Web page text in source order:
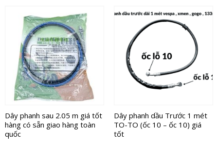
Dây phanh sau 2.05 m giá tốt
hàng có sẵn giao hàng toàn
quốc
Dây phanh dầu Trước 1 mét
TO-TO (ốc 10 – ốc 10) giá
tốt